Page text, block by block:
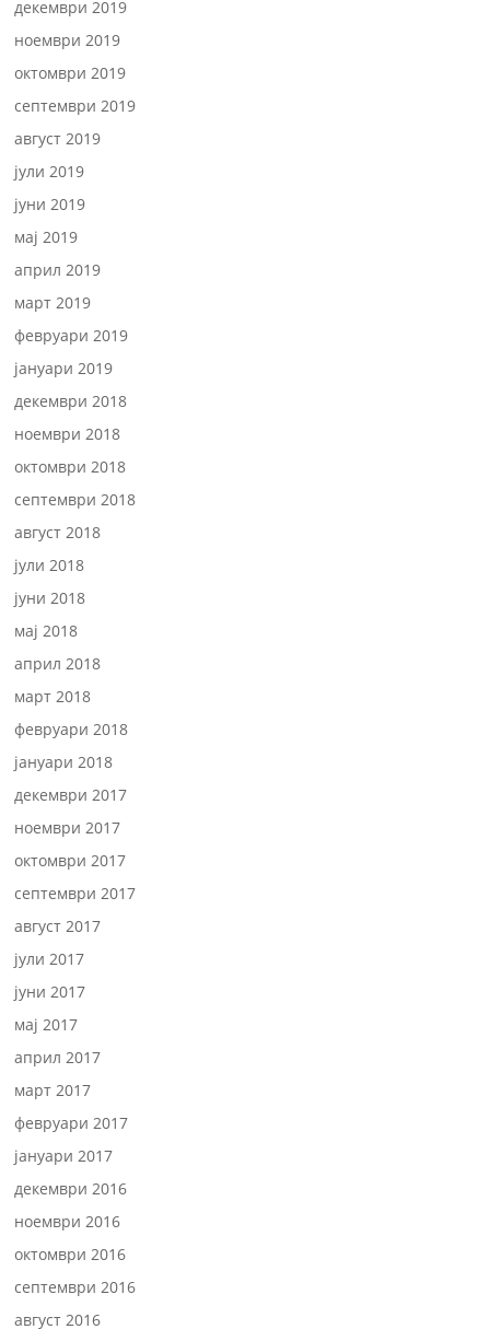
декември 2019
ноември 2019
октомври 2019
септември 2019
август 2019
јули 2019
јуни 2019
мај 2019
април 2019
март 2019
февруари 2019
јануари 2019
декември 2018
ноември 2018
октомври 2018
септември 2018
август 2018
јули 2018
јуни 2018
мај 2018
април 2018
март 2018
февруари 2018
јануари 2018
декември 2017
ноември 2017
октомври 2017
септември 2017
август 2017
јули 2017
јуни 2017
мај 2017
април 2017
март 2017
февруари 2017
јануари 2017
декември 2016
ноември 2016
октомври 2016
септември 2016
август 2016